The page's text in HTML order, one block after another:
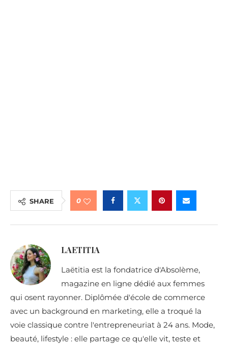
SHARE 0
LAETITIA
Laëtitia est la fondatrice d'Absolème,
magazine en ligne dédié aux femmes
qui osent rayonner. Diplômée d'école de commerce
avec un background en marketing, elle a troqué la
voie classique contre l'entrepreneuriat à 24 ans. Mode,
beauté, lifestyle : elle partage ce qu'elle vit, teste et